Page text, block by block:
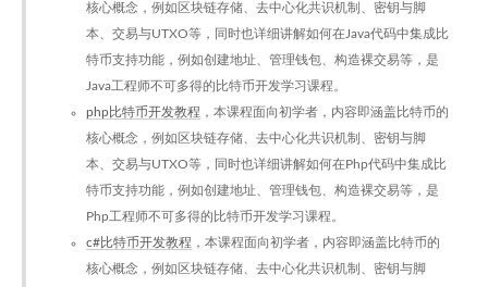
核心概念，例如区块链存储、去中心化共识机制、密钥与脚
本、交易与UTXO等，同时也详细讲解如何在Java代码中集成比
特币支持功能，例如创建地址、管理钱包、构造裸交易等，是
Java工程师不可多得的比特币开发学习课程。
php比特币开发教程 ，本课程面向初学者，内容即涵盖比特币的
核心概念，例如区块链存储、去中心化共识机制、密钥与脚
本、交易与UTXO等，同时也详细讲解如何在Php代码中集成比
特币支持功能，例如创建地址、管理钱包、构造裸交易等，是
Php工程师不可多得的比特币开发学习课程。
c#比特币开发教程 ，本课程面向初学者，内容即涵盖比特币的
核心概念，例如区块链存储、去中心化共识机制、密钥与脚